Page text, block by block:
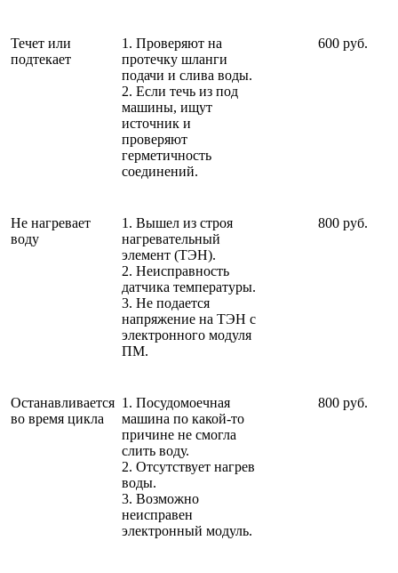
Течет или
подтекает
1. Проверяют на
протечку шланги
подачи и слива воды.
2. Если течь из под
машины, ищут
источник и
проверяют
герметичность
соединений.
600 руб.
Не нагревает
воду
1. Вышел из строя
нагревательный
элемент (ТЭН).
2. Неисправность
датчика температуры.
3. Не подается
напряжение на ТЭН с
электронного модуля
ПМ.
800 руб.
Останавливается
во время цикла
1. Посудомоечная
машина по какой-то
причине не смогла
слить воду.
2. Отсутствует нагрев
воды.
3. Возможно
неисправен
электронный модуль.
800 руб.